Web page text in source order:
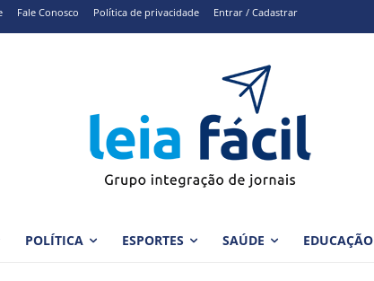
Fale Conosco Política de privacidade Entrar / Cadastrar
POLÍTICA ESPORTES SAÚDE EDUCAÇÃO